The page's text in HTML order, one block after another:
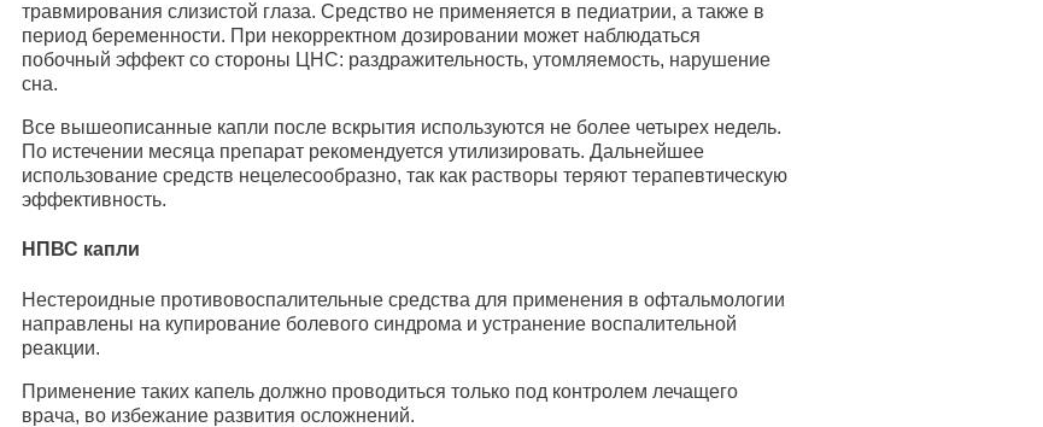
травмирования слизистой глаза. Средство не применяется в педиатрии, а также в
период беременности. При некорректном дозировании может наблюдаться
побочный эффект со стороны ЦНС: раздражительность, утомляемость, нарушение
сна.
Все вышеописанные капли после вскрытия используются не более четырех недель.
По истечении месяца препарат рекомендуется утилизировать. Дальнейшее
использование средств нецелесообразно, так как растворы теряют терапевтическую
эффективность.
НПВС капли
Нестероидные противовоспалительные средства для применения в офтальмологии
направлены на купирование болевого синдрома и устранение воспалительной
реакции.
Применение таких капель должно проводиться только под контролем лечащего
врача, во избежание развития осложнений.